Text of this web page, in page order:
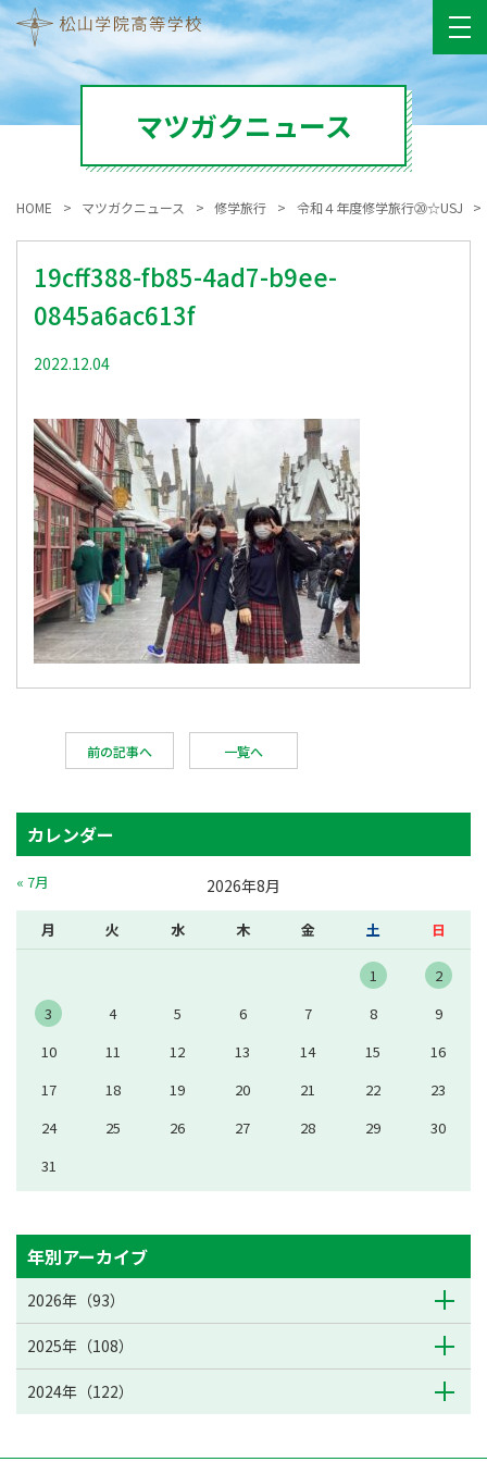
マツガクニュース
HOME マツガクニュース 修学旅行 令和４年度修学旅行⑳☆USJ
19cff388-fb85-4ad7-b9ee-
0845a6ac613f
2022.12.04
前の記事へ 一覧へ
カレンダー
2026年8月
月 火 水 木 金 土 日
1
2
3
4 5 6 7 8
9
10
11 12 13 14 15
16
17
18 19 20 21 22
23
24
25 26 27 28 29
30
31
« 7月
年別アーカイブ
2026年（93）
2025年（108）
2024年（122）